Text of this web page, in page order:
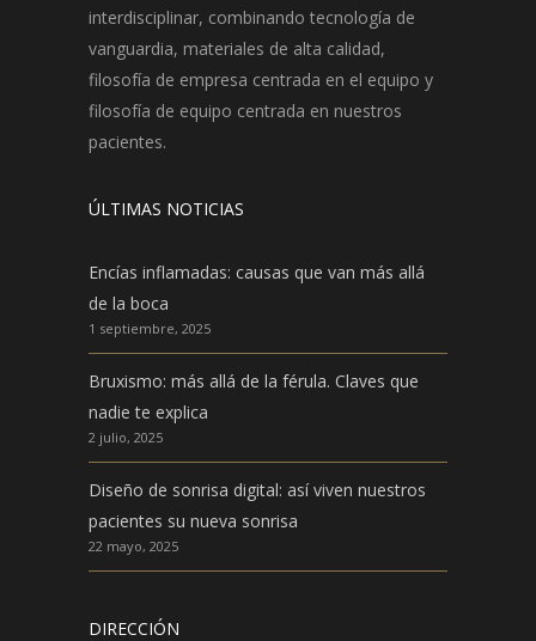
interdisciplinar, combinando tecnología de
vanguardia, materiales de alta calidad,
filosofía de empresa centrada en el equipo y
filosofía de equipo centrada en nuestros
pacientes.
ÚLTIMAS NOTICIAS
Encías inflamadas: causas que van más allá
de la boca
1 septiembre, 2025
Bruxismo: más allá de la férula. Claves que
nadie te explica
2 julio, 2025
Diseño de sonrisa digital: así viven nuestros
pacientes su nueva sonrisa
22 mayo, 2025
DIRECCIÓN